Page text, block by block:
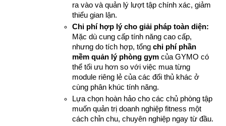
ra vào và quản lý lượt tập chính xác, giảm
thiểu gian lận.
Chi phí hợp lý cho giải pháp toàn diện:
Mặc dù cung cấp tính năng cao cấp,
nhưng do tích hợp, tổng chi phí phần
mềm quản lý phòng gym của GYMO có
thể tối ưu hơn so với việc mua từng
module riêng lẻ của các đối thủ khác ở
cùng phân khúc tính năng.
Lựa chọn hoàn hảo cho các chủ phòng tập
muốn quản trị doanh nghiệp fitness một
cách chỉn chu, chuyên nghiệp ngay từ đầu.